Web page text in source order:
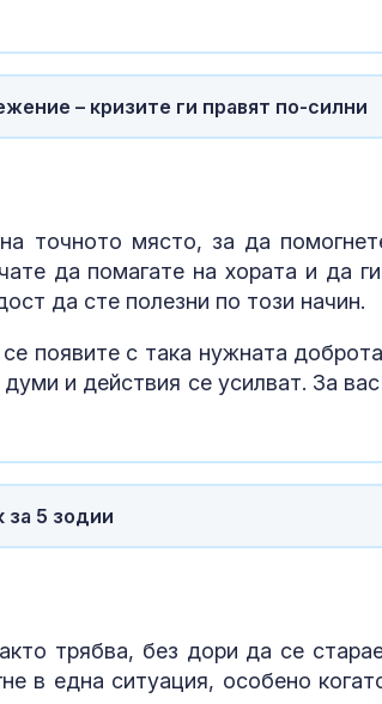
– кризите ги правят по-силни
точното място, за да
да помагате на хората и да
да сте полезни по този начин.
появите с така нужната
и действия се усилват. За
за 5 зодии
трябва, без дори да се
в една ситуация, особено